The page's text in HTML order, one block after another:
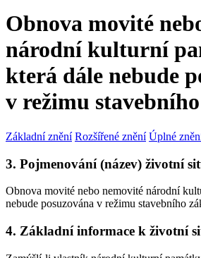
Obnova movité
národní kulturní
která dále nebude
v režimu
Základní znění Rozšířené znění Úplné
3. Pojmenování (název) životní
Obnova movité nebo nemovité národní
nebude posuzována v režimu stavebního
4. Základní informace k životní